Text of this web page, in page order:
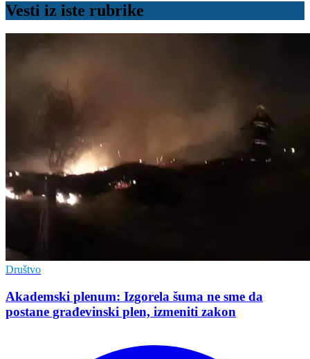
Vesti iz iste rubrike
Društvo
Akademski plenum: Izgorela šuma ne sme da
postane građevinski plen, izmeniti zakon